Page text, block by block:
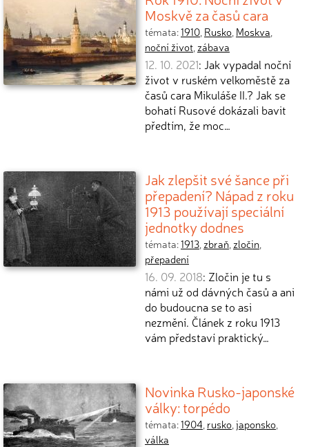
Moskvě za časů cara
témata:1910, Rusko, Moskva,
noční život, zábava
12. 10. 2021: Jak vypadal noční
život v ruském velkoměstě za
časů cara Mikuláše II.? Jak se
bohatí Rusové dokázali bavit
předtím, že moc…
Jak zlepšit své šance při
přepadení? Nápad z roku
1913 používají speciální
jednotky dodnes
témata:1913, zbraň, zločin,
přepadení
16. 09. 2018: Zločin je tu s
námi už od dávných časů a ani
do budoucna se to asi
nezmění. Článek z roku 1913
vám představí praktický…
Novinka Rusko-japonské
války: torpédo
témata:1904, rusko,japonsko,
válka